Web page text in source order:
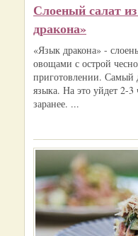
Слоеный салат
дракона»
«Язык дракона» -
овощами с острой
приготовлении. Самый
языка. На это уйдет 2-3
заранее. ...